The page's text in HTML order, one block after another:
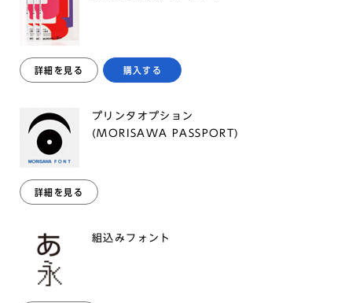
詳細を見る 購入する
プリンタオプション
(MORISAWA PASSPORT)
詳細を見る
組込みフォント